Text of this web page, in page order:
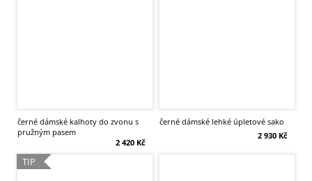
černé dámské kalhoty do zvonu s
pružným pasem
2 420 Kč
černé dámské lehké úpletové sako
2 930 Kč
TIP